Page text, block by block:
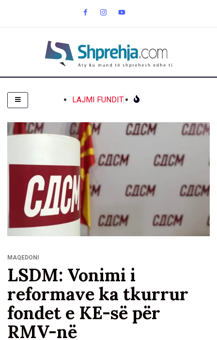
LAJMI FUNDIT
MAQEDONI
LSDM: Vonimi i
reformave ka tkurrur
fondet e KE-së për
RMV-në